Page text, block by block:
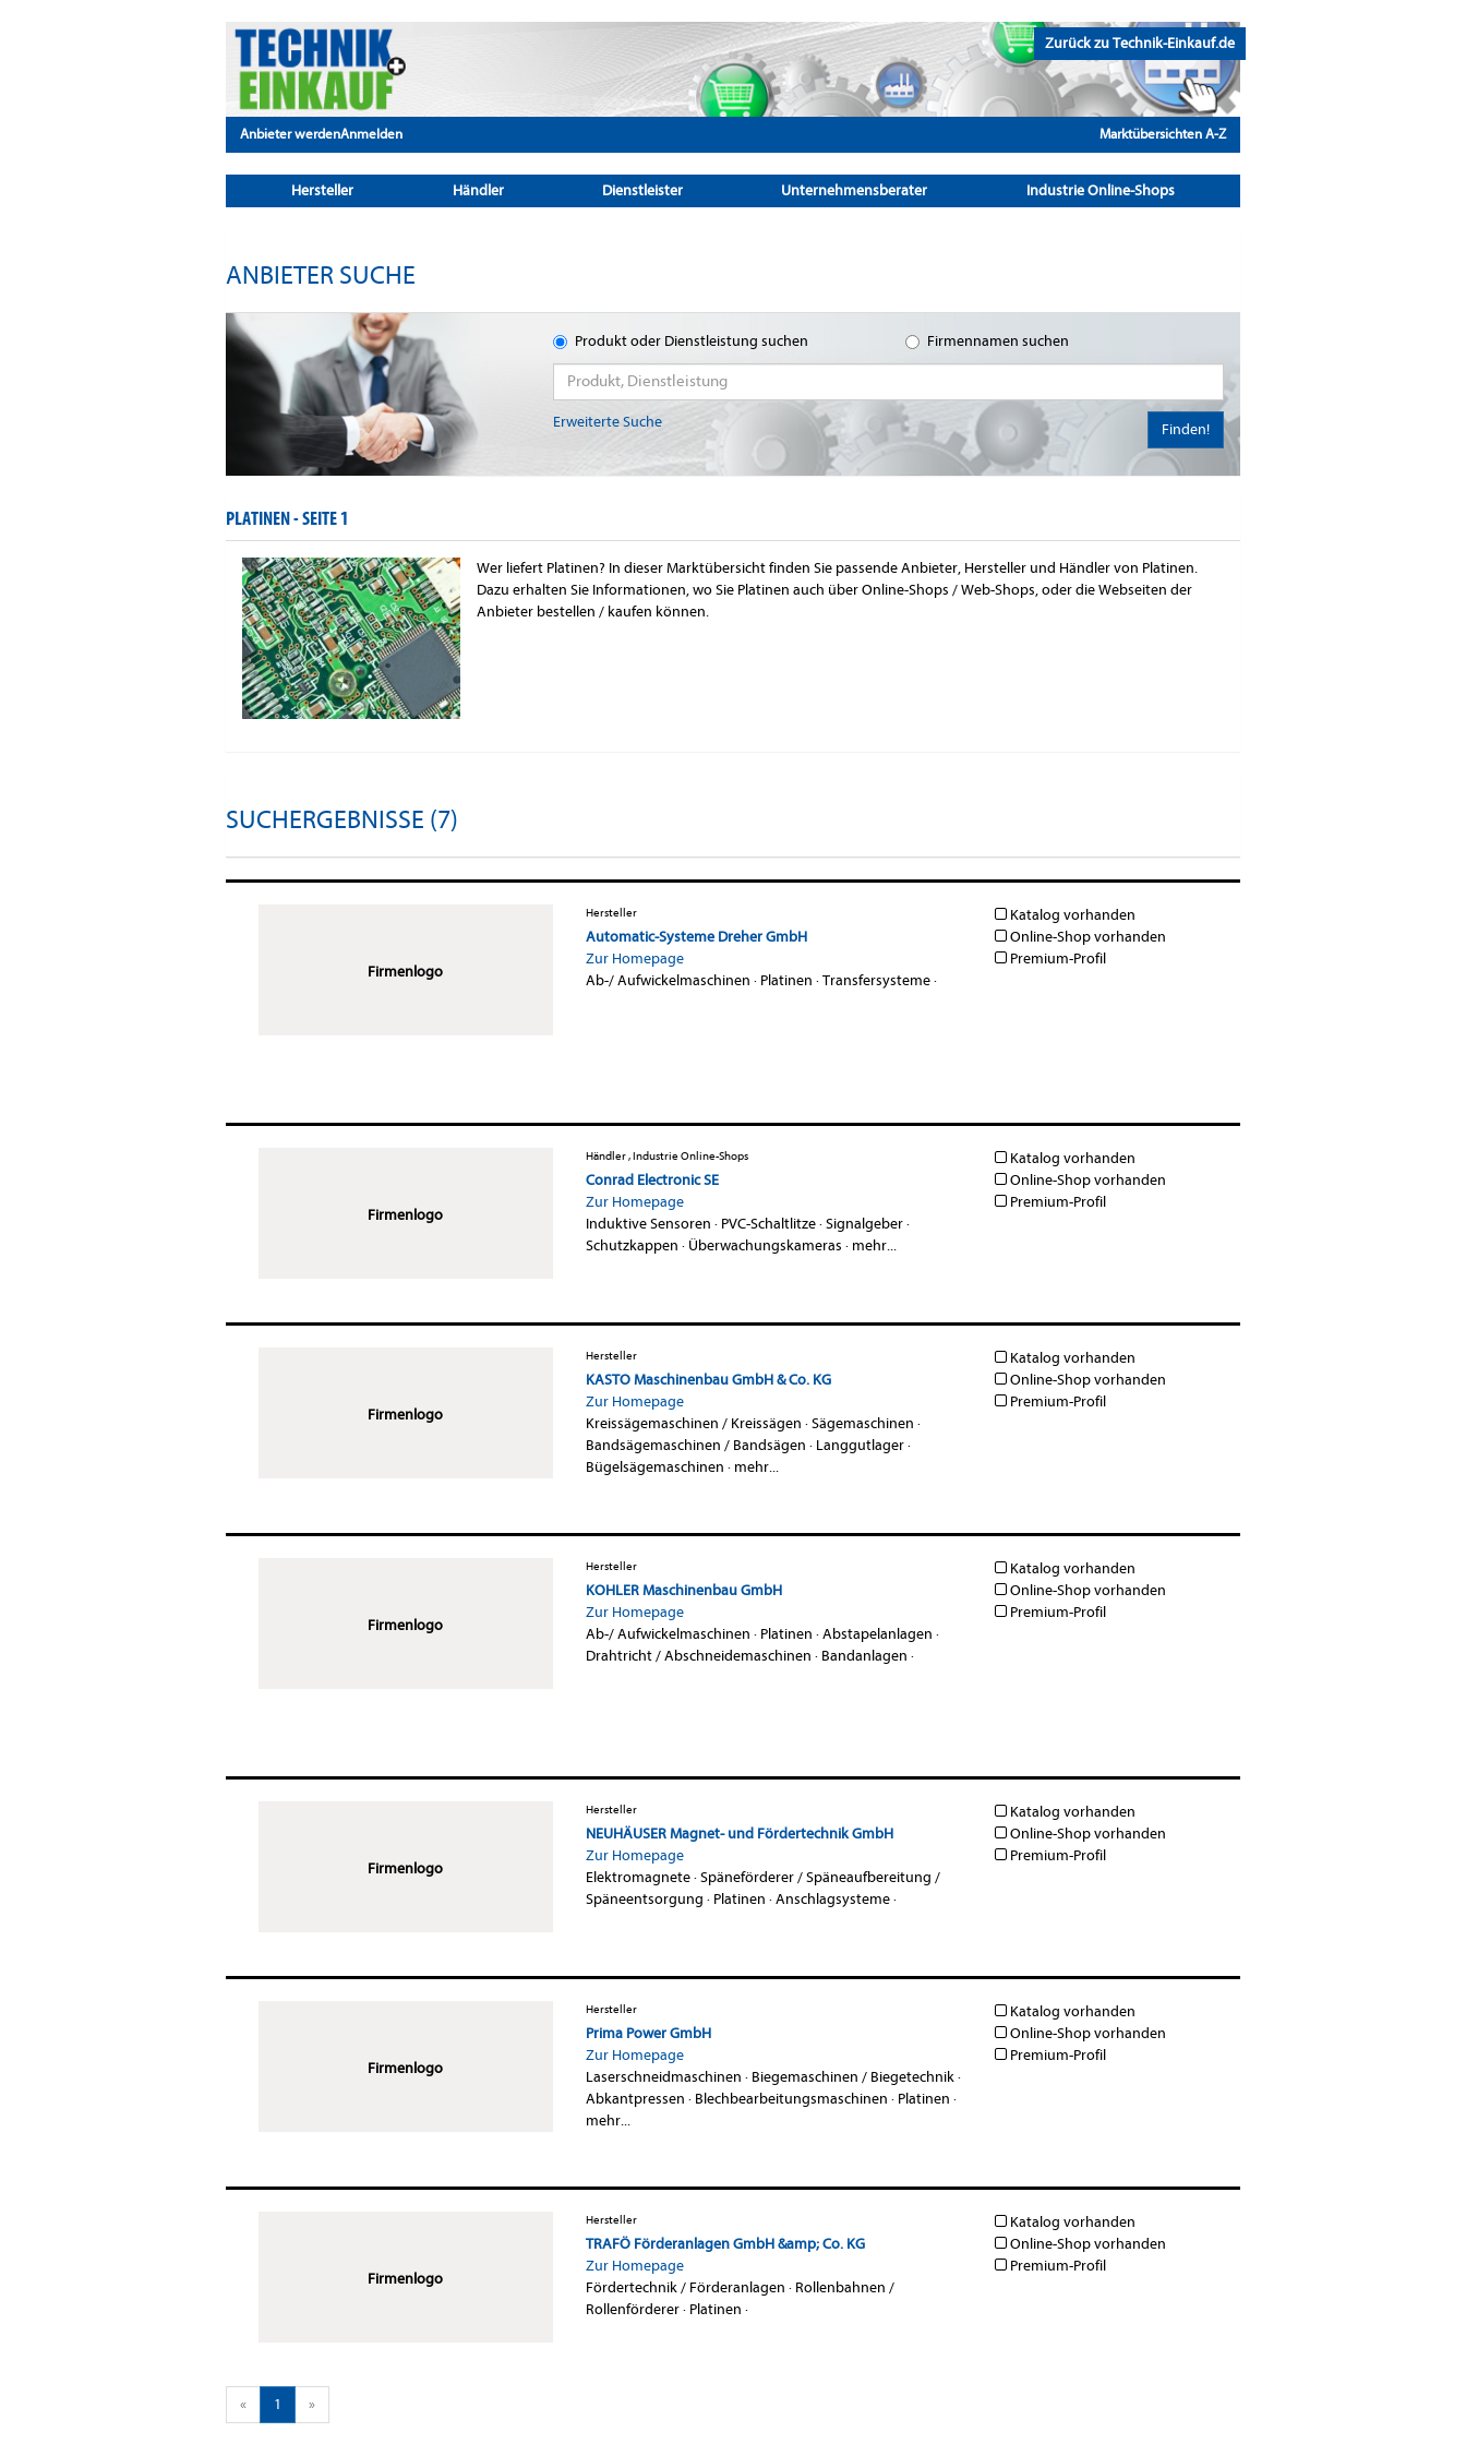
Zurück zu Technik-Einkauf.de
Anbieter werdenAnmelden Marktübersichten A-Z
Hersteller Händler Dienstleister Unternehmensberater Industrie Online-Shops
ANBIETER SUCHE
Produkt oder Dienstleistung suchen Firmennamen suchen
Erweiterte Suche Finden!
PLATINEN -SEITE 1
Wer liefert Platinen? In dieser Marktübersicht finden Sie passende Anbieter, Hersteller und Händler von Platinen.
Dazu erhalten Sie Informationen, wo Sie Platinen auch über Online-Shops / Web-Shops, oder die Webseiten der
Anbieter bestellen / kaufen können.
SUCHERGEBNISSE (7)
Firmenlogo
Hersteller
Automatic-Systeme Dreher GmbH
Zur Homepage
Ab-/ Aufwickelmaschinen · Platinen ·Transfersysteme·
Katalog vorhanden
Online-Shop vorhanden
Premium-Profil
Firmenlogo
Händler , Industrie Online-Shops
Conrad Electronic SE
Zur Homepage
Induktive Sensoren · PVC-Schaltlitze·Signalgeber·
Schutzkappen · Überwachungskameras · mehr...
Katalog vorhanden
Online-Shop vorhanden
Premium-Profil
Firmenlogo
Hersteller
KASTO Maschinenbau GmbH & Co. KG
Zur Homepage
Kreissägemaschinen / Kreissägen ·Sägemaschinen ·
Bandsägemaschinen / Bandsägen · Langgutlager·
Bügelsägemaschinen · mehr...
Katalog vorhanden
Online-Shop vorhanden
Premium-Profil
Firmenlogo
Hersteller
KOHLER Maschinenbau GmbH
Zur Homepage
Ab-/ Aufwickelmaschinen · Platinen ·Abstapelanlagen ·
Drahtricht / Abschneidemaschinen · Bandanlagen ·
Katalog vorhanden
Online-Shop vorhanden
Premium-Profil
Firmenlogo
Hersteller
NEUHÄUSER Magnet- und Fördertechnik GmbH
Zur Homepage
Elektromagnete·Späneförderer / Späneaufbereitung /
Späneentsorgung · Platinen ·Anschlagsysteme·
Katalog vorhanden
Online-Shop vorhanden
Premium-Profil
Firmenlogo
Hersteller
Prima Power GmbH
Zur Homepage
Laserschneidmaschinen · Biegemaschinen / Biegetechnik·
Abkantpressen · Blechbearbeitungsmaschinen · Platinen ·
mehr...
Katalog vorhanden
Online-Shop vorhanden
Premium-Profil
Firmenlogo
Hersteller
TRAFÖ Förderanlagen GmbH &amp; Co. KG
Zur Homepage
Fördertechnik / Förderanlagen · Rollenbahnen /
Rollenförderer· Platinen ·
Katalog vorhanden
Online-Shop vorhanden
Premium-Profil
« 1 »